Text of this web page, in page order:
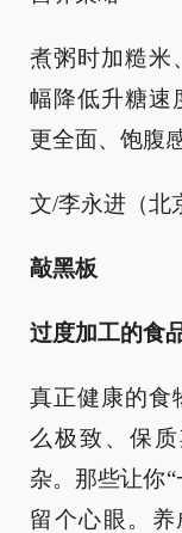
煮粥时加糙米
幅降低升糖速
更全面、饱腹
文/李永进（北
敲黑板
过度加工的食
真正健康的
么极致、保
杂。那些让你
留个心眼。